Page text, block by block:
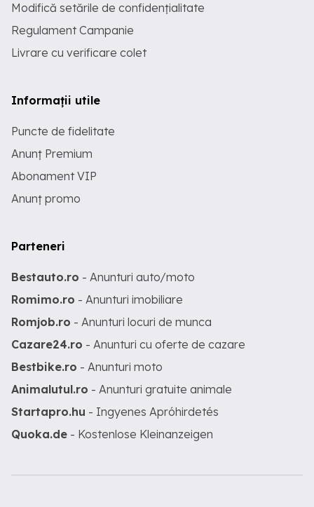
Modifică setările de confidențialitate
Regulament Campanie
Livrare cu verificare colet
Informații utile
Puncte de fidelitate
Anunț Premium
Abonament VIP
Anunț promo
Parteneri
Bestauto.ro - Anunturi auto/moto
Romimo.ro - Anunturi imobiliare
Romjob.ro - Anunturi locuri de munca
Cazare24.ro - Anunturi cu oferte de cazare
Bestbike.ro - Anunturi moto
Animalutul.ro - Anunturi gratuite animale
Startapro.hu - Ingyenes Apróhirdetés
Quoka.de - Kostenlose Kleinanzeigen